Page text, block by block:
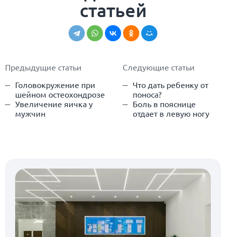
статьей
Предыдущие статьи
Головокружение при
шейном остеохондрозе
Увеличение яичка у
мужчин
Следующие статьи
Что дать ребенку от
поноса?
Боль в пояснице
отдает в левую ногу